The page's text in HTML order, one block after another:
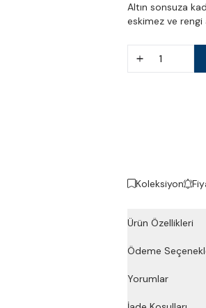
Altın sonsuza
eskimez ve rengi
Koleksiyon
Ürün Özellikleri
Ödeme
Yorumlar